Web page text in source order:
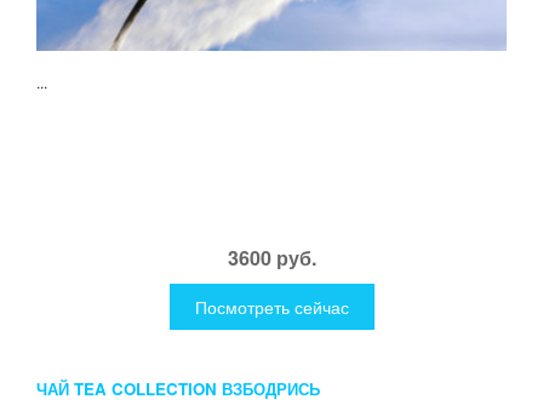
...
3600 руб.
Посмотреть сейчас
ЧАЙ TEA COLLECTION ВЗБОДРИСЬ